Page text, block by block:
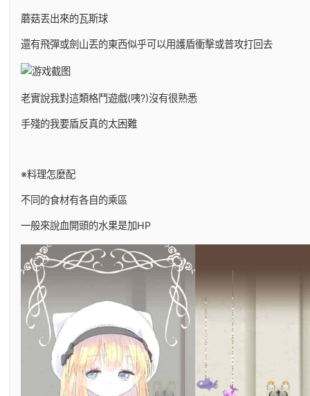
蘑菇丟出來的瓦斯球
還有飛彈或劍山丟的東西似乎可以用護盾衝擊或普攻打回去
老實說我對這類格鬥遊戲(咦?)沒有很熟悉
手殘的我要盾反真的太困難
※料理怎麼配
不同的食材有各自的乘區
一般來說血開頭的水果是加HP